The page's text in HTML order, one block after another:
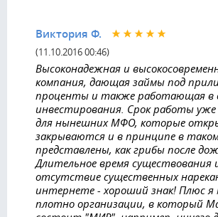
Виктория Ф.
(11.10.2016 00:46)
Высоконадежная и
компания, дающая займы под
проценты и также работающая в
инвестирования. Срок работы
для нынешних МФО, которые
закрываются и в принципе в
представлены, как грибы после
Длительное время существования
отсутствие существенных
интернете - хороший знак! Плюс
плотно организации, в который